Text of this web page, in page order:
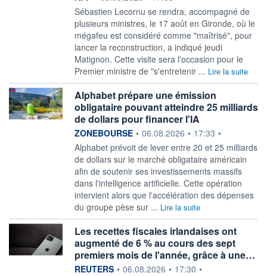
Sébastien Lecornu se rendra, accompagné de
plusieurs ministres, le 17 août en Gironde, où le
mégafeu est considéré comme "maîtrisé", pour
lancer la reconstruction, a indiqué jeudi
Matignon. Cette visite sera l'occasion pour le
Premier ministre de "s'entretenir ... Lire la suite
Alphabet prépare une émission
obligataire pouvant atteindre 25 milliards
de dollars pour financer l'IA
information fournie par
ZONEBOURSE • 06.08.2026 • 17:33 •
Alphabet prévoit de lever entre 20 et 25 milliards
de dollars sur le marché obligataire américain
afin de soutenir ses investissements massifs
dans l'intelligence artificielle. Cette opération
intervient alors que l'accélération des dépenses
du groupe pèse sur ... Lire la suite
Les recettes fiscales irlandaises ont
augmenté de 6 % au cours des sept
premiers mois de l'année, grâce à une…
information fournie par
REUTERS • 06.08.2026 • 17:30 •